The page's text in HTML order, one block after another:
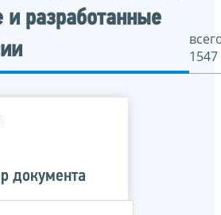
и разработанные
1547
документа